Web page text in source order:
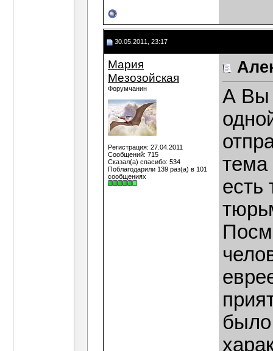
30.05.2011, 23:17
Мария
Мезозойская
Форумчанин
Регистрация: 27.04.2011
Сообщений: 715
Сказал(а) спасибо: 534
Поблагодарили 139 раз(а) в 101
сообщениях
А Вы
тема
есть
было